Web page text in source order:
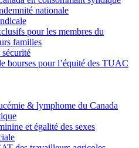
nationale
pour les membres du
families
sécurité
bourses pour l’équité des TUAC
& lymphome du Canada
et égalité des sexes